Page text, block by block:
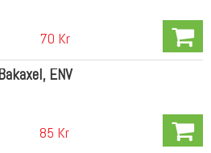
70 Kr
ENV
85 Kr